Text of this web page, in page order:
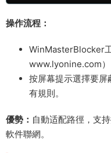
​操作流程​：
WinMasterBlocker
www.lyonine.com）
按屏幕提示選擇要屏
有規則。
優勢​： 自動适配路徑，支
軟件聯網。